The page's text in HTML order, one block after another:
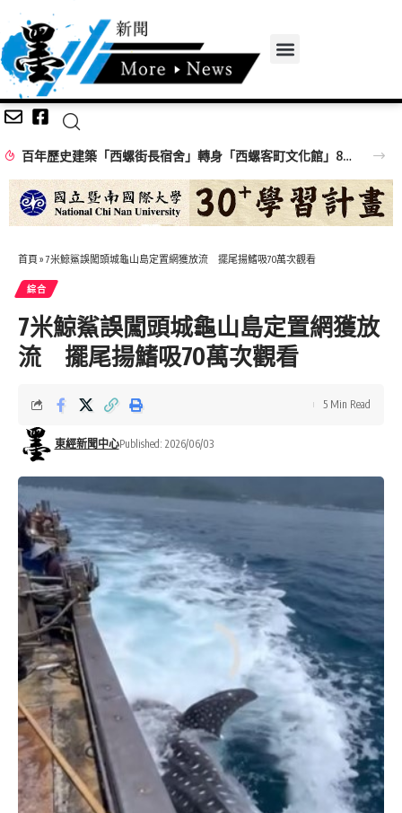
百年歷史建築「西螺街長宿舍」轉身「西螺客町文化館」8/8啟用 首展解密日治至今政治變遷史
首頁 »7米鯨鯊誤闖頭城龜山島定置網獲放流 擺尾揚鰭吸70萬次觀看
綜合
7米鯨鯊誤闖頭城龜山島定置網獲放
流 擺尾揚鰭吸70萬次觀看
東經新聞中心Published: 2026/06/03
5 Min Read